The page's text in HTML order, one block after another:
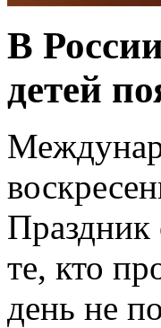
В
детей
Праздник
те, кто
день не